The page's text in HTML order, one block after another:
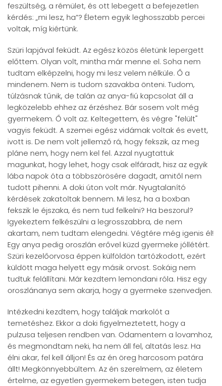
feszültség, a rémület, és ott lebegett a befejezetlen
kérdés: „mi lesz, ha”? Életem egyik leghosszabb percei
voltak, míg kiértünk.
Szüri lapjával feküdt. Az egész közös életünk lepergett
előttem. Olyan volt, mintha már menne el. Soha nem
tudtam elképzelni, hogy mi lesz velem nélküle. Ő a
mindenem. Nem is tudom szavakba önteni. Tudom,
túlzásnak tűnik, de talán az anya-fiú kapcsolat áll a
legközelebb ehhez az érzéshez. Bár sosem volt még
gyermekem. Ő volt az. Keltegettem, és végre "felült"
vagyis feküdt. A szemei egész vidámak voltak és evett,
ivott is. De nem volt jellemző rá, hogy fekszik, az meg
pláne nem, hogy nem kel fel. Azzal nyugtattuk
magunkat, hogy lehet, hogy csak elfáradt, hisz az egyik
lába napok óta a többszörösére dagadt, amitől nem
tudott pihenni. A doki úton volt már. Nyugtalanító
kérdések zakatoltak bennem. Mi lesz, ha a boxban
fekszik le éjszaka, és nem tud felkelni? Ha beszorul?
Igyekeztem felkészülni a legrosszabbra, de nem
akartam, nem tudtam elengedni. Végtére még igenis él!
Egy anya pedig oroszlán erővel küzd gyermeke jóllétért.
Szüri kezelőorvosa éppen külföldön tartózkodott, ezért
küldött maga helyett egy másik orvost. Sokáig nem
tudtuk felállítani. Már kezdtem lemondani róla. Hisz egy
oroszlánanya sem akarja, hogy a gyermeke szenvedjen.
Intézkedni kezdtem, hogy találjak markolót a
temetéshez. Ekkor a doki figyelmeztetett, hogy a
pulzusa teljesen rendben van. Odamentem a lovamhoz,
és megmondtam neki, ha nem áll fel, altatás lesz. Ha
élni akar, fel kell álljon! És az én öreg harcosom patára
állt! Megkönnyebbültem. Az én szerelmem, az életem
értelme, az egyetlen gyermekem betegen, isten tudja